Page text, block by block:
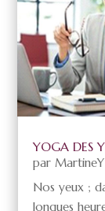
YOGA DES
par
Nos yeux ;
longues